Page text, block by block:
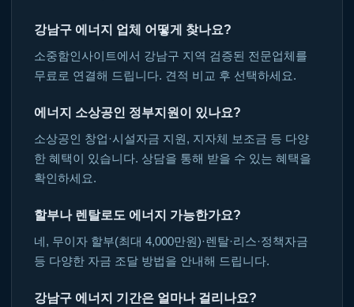
강남구 에너지 업체 어떻게 찾나요?
소중함인사이트에서 강남구 지역 검증된 전문업체를
무료로 연결해 드립니다. 견적 비교 후 선택하세요.
에너지 소상공인 정부지원이 있나요?
소상공인 창업·시설자금 지원, 지자체 보조금 등 다양
한 혜택이 있습니다. 상담을 통해 받을 수 있는 혜택을
확인하세요.
할부나 렌탈로도 에너지 가능한가요?
네, 무이자 할부(최대 4,000만원)·렌탈·리스·정책자금
등 다양한 자금 조달 방법을 안내해 드립니다.
강남구 에너지 기간은 얼마나 걸리나요?